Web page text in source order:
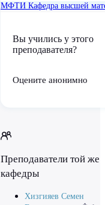
МФТИ Кафедра высшей
Вы учились у этого
преподавателя?
Оцените анонимно
Преподаватели той же
кафедры
Хизгияев Семен